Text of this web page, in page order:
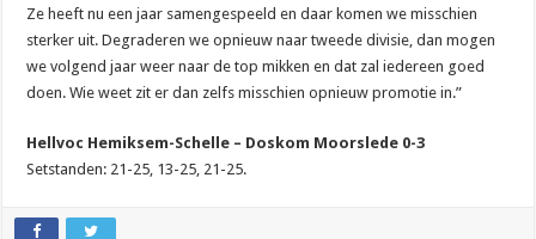
Ze heeft nu een jaar samengespeeld en daar komen we misschien
sterker uit. Degraderen we opnieuw naar tweede divisie, dan mogen
we volgend jaar weer naar de top mikken en dat zal iedereen goed
doen. Wie weet zit er dan zelfs misschien opnieuw promotie in.”
Hellvoc Hemiksem-Schelle – Doskom Moorslede 0-3
Setstanden: 21-25, 13-25, 21-25.